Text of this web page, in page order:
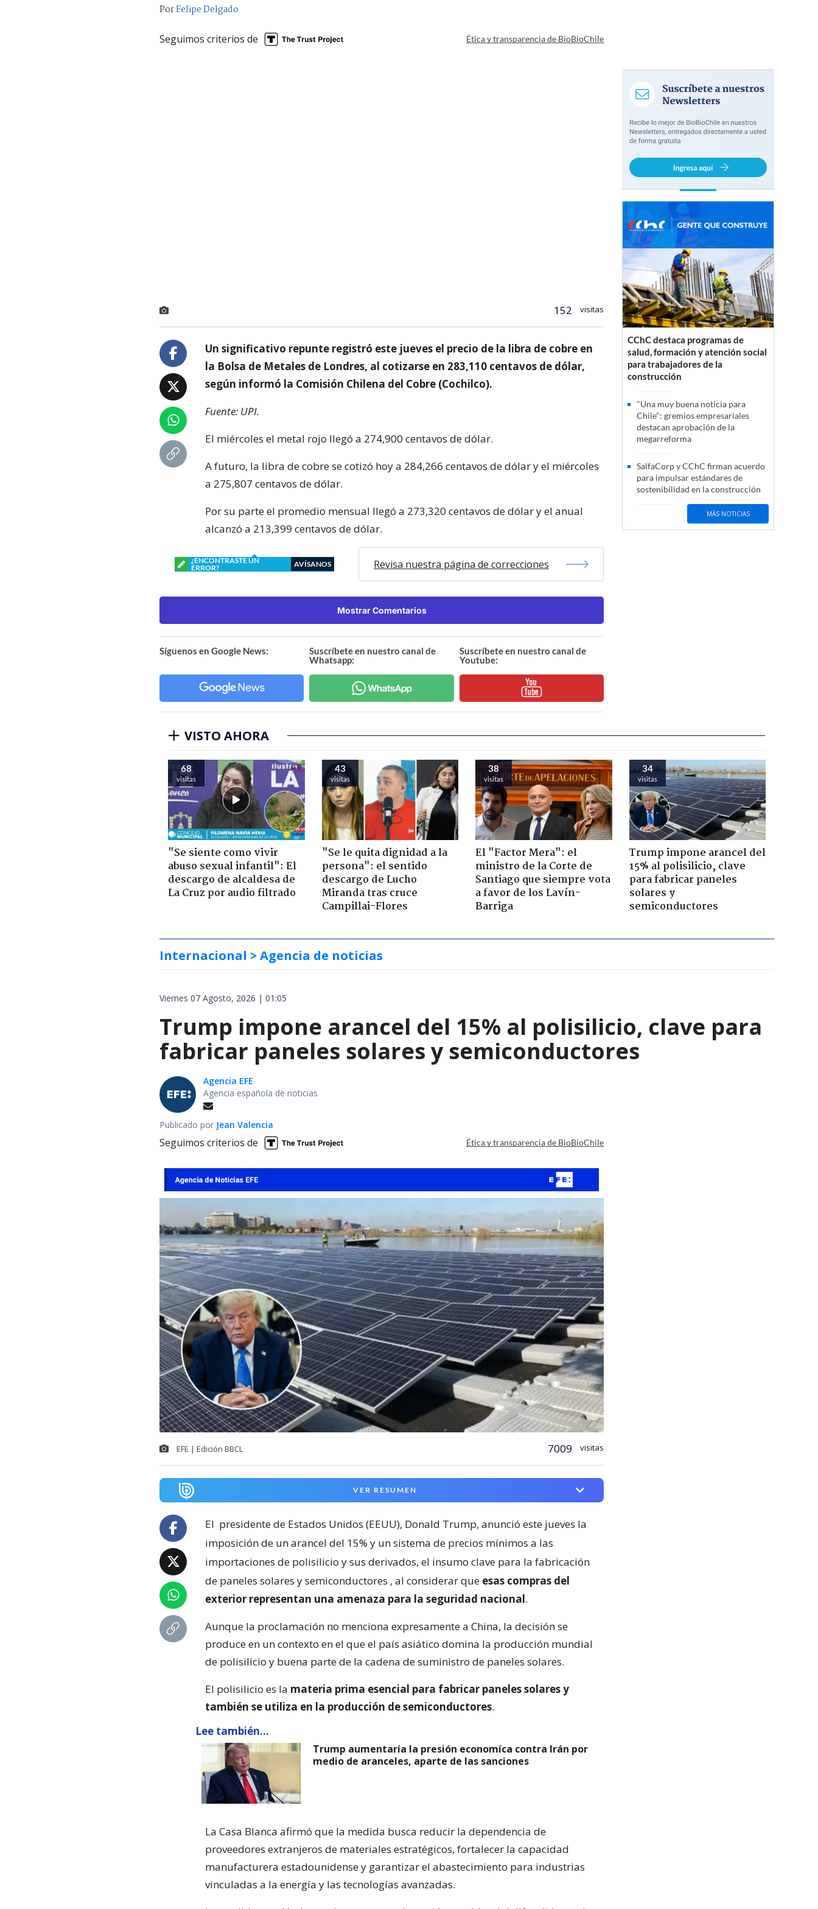
PorFelipe Delgado
Seguimos criterios de Ética y transparencia de BioBioChile
152 visitas
Un significativo repunte registró este jueves el precio de la libra de cobre en
la Bolsa de Metales de Londres, al cotizarse en 283,110 centavos de dólar,
según informó la Comisión Chilena del Cobre (Cochilco).
Fuente: UPI.
El miércoles el metal rojo llegó a 274,900 centavos de dólar.
A futuro, la libra de cobre se cotizó hoy a 284,266 centavos de dólar y el miércoles
a 275,807 centavos de dólar.
Por su parte el promedio mensual llegó a 273,320 centavos de dólar y el anual
alcanzó a 213,399 centavos de dólar.
¿ENCONTRASTE UN
ERROR?
AVÍSANOS Revisa nuestra página de correcciones
Mostrar Comentarios
Síguenos en Google News:
Suscríbete en nuestro canal de
Whatsapp:
Suscríbete en nuestro canal de
Youtube:
CChC destaca programas de
salud, formación y atención social
para trabajadores de la
construcción
"Una muy buena noticia para
Chile": gremios empresariales
destacan aprobación de la
megarreforma
SalfaCorp y CChC firman acuerdo
para impulsar estándares de
sostenibilidad en la construcción
MÁS NOTICIAS
VISTO AHORA
68
visitas
"Se siente como vivir
abuso sexual infantil": El
descargo de alcaldesa de
La Cruz por audio filtrado
43
visitas
"Se le quita dignidad a la
persona": el sentido
descargo de Lucho
Miranda tras cruce
Campillai-Flores
38
visitas
El "Factor Mera": el
ministro de la Corte de
Santiago que siempre vota
a favor de los Lavín-
Barriga
34
visitas
Trump impone arancel del
15% al polisilicio, clave
para fabricar paneles
solares y
semiconductores
Internacional > Agencia de noticias
Viernes 07 Agosto, 2026 | 01:05
Trump impone arancel del 15% al polisilicio, clave para
fabricar paneles solares y semiconductores
Agencia EFE
Agencia española de noticias
Publicado por Jean Valencia
Seguimos criterios de Ética y transparencia de BioBioChile
EFE | Edición BBCL 7009 visitas
VER RESUMEN
El presidente de Estados Unidos (EEUU), Donald Trump, anunció este jueves la
imposición de un arancel del 15% y un sistema de precios mínimos a las
importaciones de polisilicio y sus derivados, el insumo clave para la fabricación
de paneles solares y semiconductores , al considerar que esas compras del
exterior representan una amenaza para la seguridad nacional.
Aunque la proclamación no menciona expresamente a China, la decisión se
produce en un contexto en el que el país asiático domina la producción mundial
de polisilicio y buena parte de la cadena de suministro de paneles solares.
El polisilicio es la materia prima esencial para fabricar paneles solares y
también se utiliza en la producción de semiconductores.
Lee también...
Trump aumentaría la presión economíca contra Irán por
medio de aranceles, aparte de las sanciones
La Casa Blanca afirmó que la medida busca reducir la dependencia de
proveedores extranjeros de materiales estratégicos, fortalecer la capacidad
manufacturera estadounidense y garantizar el abastecimiento para industrias
vinculadas a la energía y las tecnologías avanzadas.